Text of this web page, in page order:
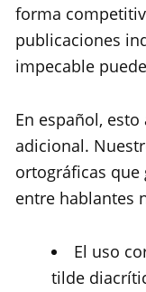
forma
publicaciones
impecable
En español,
adicional.
ortográficas
entre hablantes
El uso
tilde